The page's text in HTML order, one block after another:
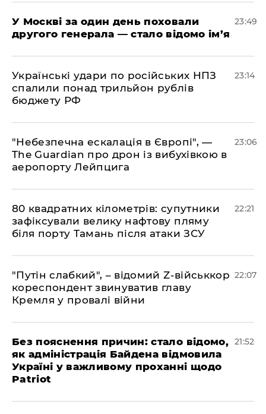
​У Москві за один день поховали
другого генерала — стало відомо ім’я
23:49
​Українські удари по російських НПЗ
спалили понад трильйон рублів
бюджету РФ
23:14
​"Небезпечна ескалація в Європі", —
The Guardian про дрон із вибухівкою в
аеропорту Лейпцига
23:06
​80 квадратних кілометрів: супутники
зафіксували велику нафтову пляму
біля порту Тамань після атаки ЗСУ
22:21
"Путін слабкий", – відомий Z-військкор
кореспондент звинуватив главу
Кремля у провалі війни
22:07
​Без пояснення причин: стало відомо,
як адміністрація Байдена відмовила
Україні у важливому проханні щодо
Patriot
21:52